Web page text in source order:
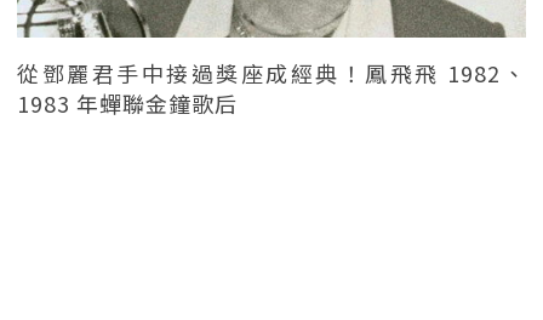
從鄧麗君手中接過獎座成經典！鳳飛飛 1982、
1983 年蟬聯金鐘歌后